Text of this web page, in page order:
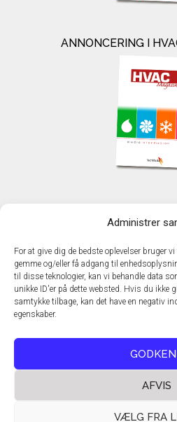
Administrer
For at give dig de bedste oplevelser bruger
gemme og/eller få adgang til
til disse teknologier, kan vi behandle data
unikke ID'er på dette websted. Hvis du ikke
samtykke tilbage, kan det have en negativ
egenskaber.
AFVIS
VÆLG FRA
ANNONCERING I
TechMedia
DK - 2600
Telefon: +45 43
E-mail: